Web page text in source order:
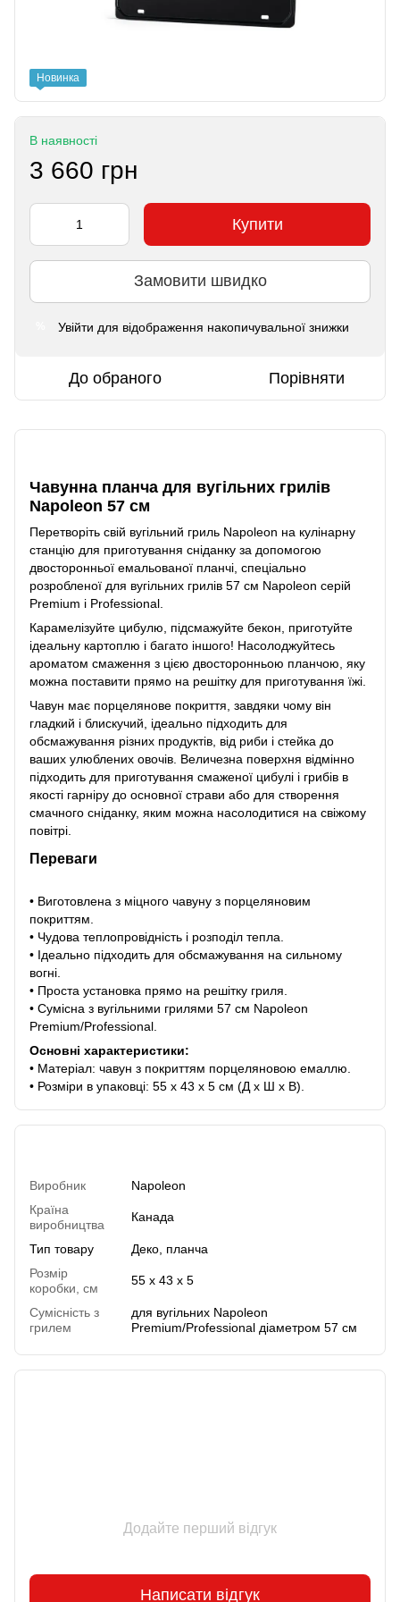
Новинка
В наявності
3 660 грн
Купити
Замовити швидко
Увійти для відображення накопичувальної знижки
До обраного Порівняти
Чавунна планча для вугільних грилів
Napoleon 57 см
Перетворіть свій вугільний гриль Napoleon на кулінарну
станцію для приготування сніданку за допомогою
двосторонньої емальованої планчі, спеціально
розробленої для вугільних грилів 57 см Napoleon серій
Premium і Professional.
Карамелізуйте цибулю, підсмажуйте бекон, приготуйте
ідеальну картоплю і багато іншого! Насолоджуйтесь
ароматом смаження з цією двосторонньою планчою, яку
можна поставити прямо на решітку для приготування їжі.
Чавун має порцелянове покриття, завдяки чому він
гладкий і блискучий, ідеально підходить для
обсмажування різних продуктів, від риби і стейка до
ваших улюблених овочів. Величезна поверхня відмінно
підходить для приготування смаженої цибулі і грибів в
якості гарніру до основної страви або для створення
смачного сніданку, яким можна насолодитися на свіжому
повітрі.
Переваги
• Виготовлена з міцного чавуну з порцеляновим
покриттям.
• Чудова теплопровідність і розподіл тепла.
• Ідеально підходить для обсмажування на сильному
вогні.
• Проста установка прямо на решітку гриля.
• Сумісна з вугільними грилями 57 см Napoleon
Premium/Professional.
Основні характеристики:
• Матеріал: чавун з покриттям порцеляновою емаллю.
• Розміри в упаковці: 55 х 43 х 5 см (Д х Ш х В).
Виробник
Napoleon
Країна
виробництва
Канада
Тип товару
Деко, планча
Розмір
коробки, см
55 х 43 х 5
Сумісність з
грилем
для вугільних Napoleon
Premium/Professional діаметром 57 см
Додайте перший відгук
Написати відгук